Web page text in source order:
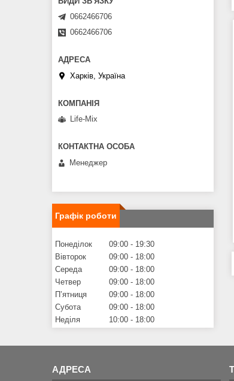
0662466706
0662466706
Харків, Україна
Life-Mix
Менеджер
Графік роботи
Понеділок 09:00
19:30
Вівторок
09:00
18:00
Середа
09:00
18:00
Четвер
09:00
18:00
Пʼятниця
09:00
18:00
Субота
09:00
18:00
Неділя
10:00 18:00